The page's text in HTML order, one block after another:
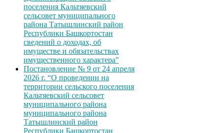
поселения Кальтяевский
сельсовет муниципального
района Татышлинский район
Республики Башкортостан
сведений о доходах, об
имуществе и обязательствах
имущественного характера”
Постановление № 9 от 24 апреля
2026 г. “О проведении на
территории сельского поселения
Кальтяевский сельсовет
муниципального района
муниципального района
Татышлинский район
Республики Башкортостан